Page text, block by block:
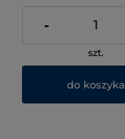
-
szt.
do koszyka